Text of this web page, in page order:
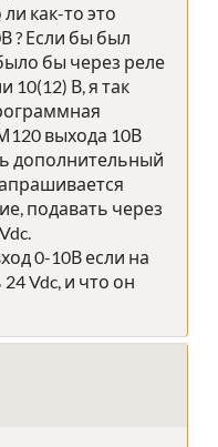
как-то это
? Если бы был
бы через реле
10(12) В, я так
выхода 10В
дополнительный
подавать через
0-10В если на
Vdc, и что он